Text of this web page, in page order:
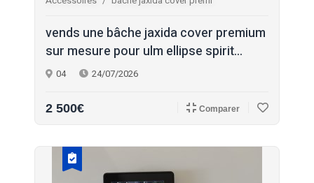
vends une bâche jaxida cover premium
sur mesure pour ulm ellipse spirit...
04 24/07/2026
2 500€ Comparer